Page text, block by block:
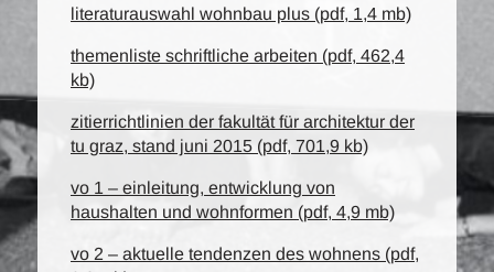
literaturauswahl wohnbau plus (pdf, 1,4 mb)
themenliste schriftliche arbeiten (pdf, 462,4
kb)
zitierrichtlinien der fakultät für architektur der
tu graz, stand juni 2015 (pdf, 701,9 kb)
vo 1 – einleitung, entwicklung von
haushalten und wohnformen (pdf, 4,9 mb)
vo 2 – aktuelle tendenzen des wohnens (pdf,